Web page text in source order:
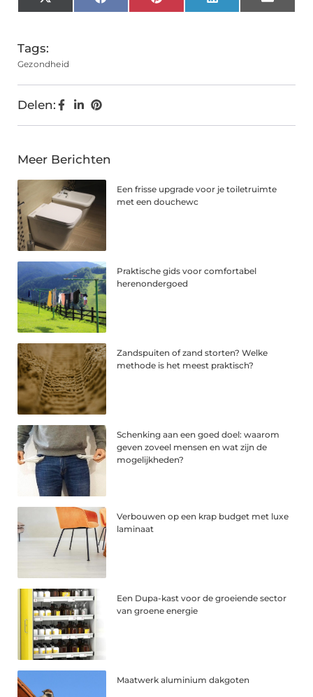
(Twitter)
Tags:
Gezondheid
Delen:
Meer Berichten
Een frisse upgrade voor je toiletruimte
met een douchewc
Praktische gids voor comfortabel
herenondergoed
Zandspuiten of zand storten? Welke
methode is het meest praktisch?
Schenking aan een goed doel: waarom
geven zoveel mensen en wat zijn de
mogelijkheden?
Verbouwen op een krap budget met luxe
laminaat
Een Dupa-kast voor de groeiende sector
van groene energie
Maatwerk aluminium dakgoten